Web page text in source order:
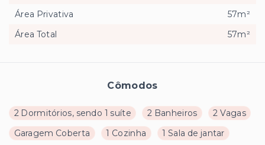
Cômodos
2 Dormitórios, sendo 1 suíte 2 Banheiros
2 Vagas
Garagem Coberta
1 Cozinha
1 Sala de jantar
Área Privativa
57m²
Área Total
57m²